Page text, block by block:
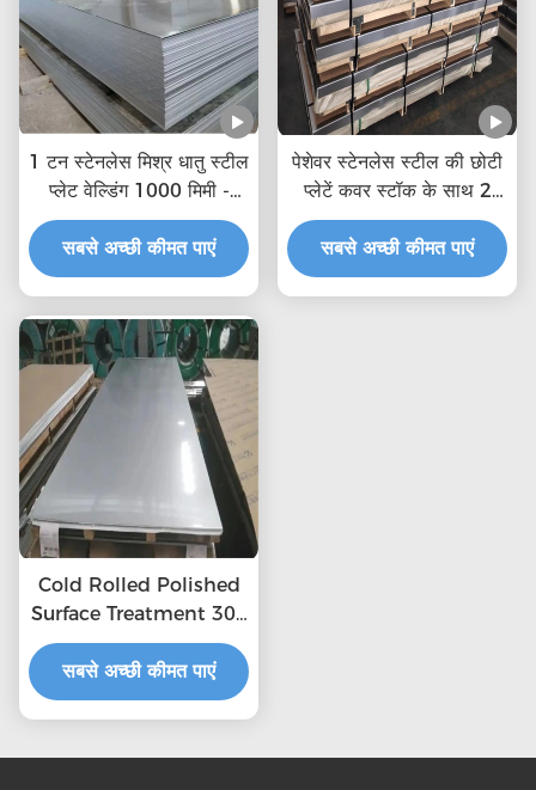
1 टन स्टेनलेस मिश्र धातु स्टील
प्लेट वेल्डिंग 1000 मिमी -
6000 मिमी 0.3 मिमी
सबसे अच्छी कीमत पाएं
पेशेवर स्टेनलेस स्टील की छोटी
प्लेटें कवर स्टॉक के साथ 2
मिमी मोटी स्टेनलेस स्टील प्लेट
फैक्टरी 321 स्टेनलेस स्टील
प्लेट
सबसे अच्छी कीमत पाएं
Cold Rolled Polished
Surface Treatment 304
2b Stainless Steel
Sheet
सबसे अच्छी कीमत पाएं